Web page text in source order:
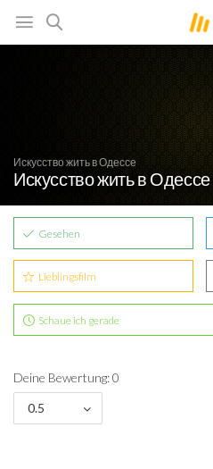
Искусство жить в Одессе
Искусство жить в Одессе
Gesehen
Lieblingsfilm
Schaue ich gerade
Deine Bewertung: 0
0.5